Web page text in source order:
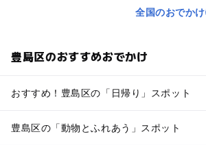
全国のおでか
豊島区のおすすめおでかけ
おすすめ！豊島区の「日帰り」スポット
豊島区の「動物とふれあう」スポット